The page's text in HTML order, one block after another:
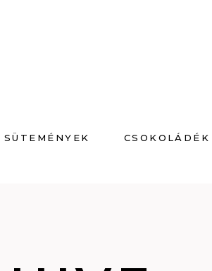
SÜTEMÉNYEK CSOKOLÁDÉK